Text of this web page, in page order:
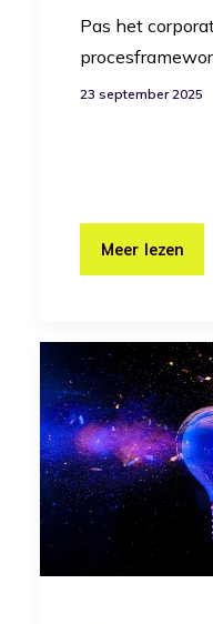
Pas het
23 september 2025
Meer lezen